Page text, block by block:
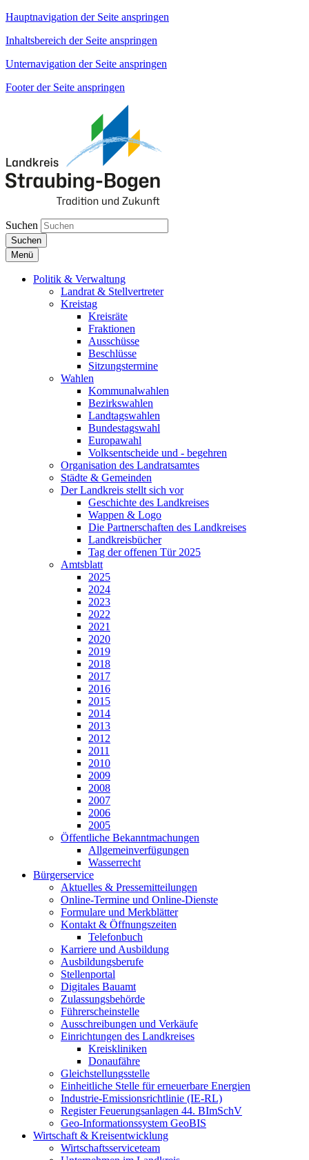
Hauptnavigation der Seite anspringen
Inhaltsbereich der Seite anspringen
Unternavigation der Seite anspringen
Footer der Seite anspringen
Suchen
Suchen
Menü
Politik & Verwaltung
Landrat & Stellvertreter
Kreistag
Kreisräte
Fraktionen
Ausschüsse
Beschlüsse
Sitzungstermine
Wahlen
Kommunalwahlen
Bezirkswahlen
Landtagswahlen
Bundestagswahl
Europawahl
Volksentscheide und - begehren
Organisation des Landratsamtes
Städte & Gemeinden
Der Landkreis stellt sich vor
Geschichte des Landkreises
Wappen & Logo
Die Partnerschaften des Landkreises
Landkreisbücher
Tag der offenen Tür 2025
Amtsblatt
2025
2024
2023
2022
2021
2020
2019
2018
2017
2016
2015
2014
2013
2012
2011
2010
2009
2008
2007
2006
2005
Öffentliche Bekanntmachungen
Allgemeinverfügungen
Wasserrecht
Bürgerservice
Aktuelles & Pressemitteilungen
Online-Termine und Online-Dienste
Formulare und Merkblätter
Kontakt & Öffnungszeiten
Telefonbuch
Karriere und Ausbildung
Ausbildungsberufe
Stellenportal
Digitales Bauamt
Zulassungsbehörde
Führerscheinstelle
Ausschreibungen und Verkäufe
Einrichtungen des Landkreises
Kreiskliniken
Donaufähre
Gleichstellungsstelle
Einheitliche Stelle für erneuerbare Energien
Industrie-Emissionsrichtlinie (IE-RL)
Register Feuerungsanlagen 44. BImSchV
Geo-Informationssystem GeoBIS
Wirtschaft & Kreisentwicklung
Wirtschaftsserviceteam